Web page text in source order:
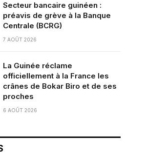
Secteur bancaire guinéen :
préavis de grève à la Banque
Centrale (BCRG)
7 AOÛT 2026
La Guinée réclame
officiellement à la France les
crânes de Bokar Biro et de ses
proches
6 AOÛT 2026